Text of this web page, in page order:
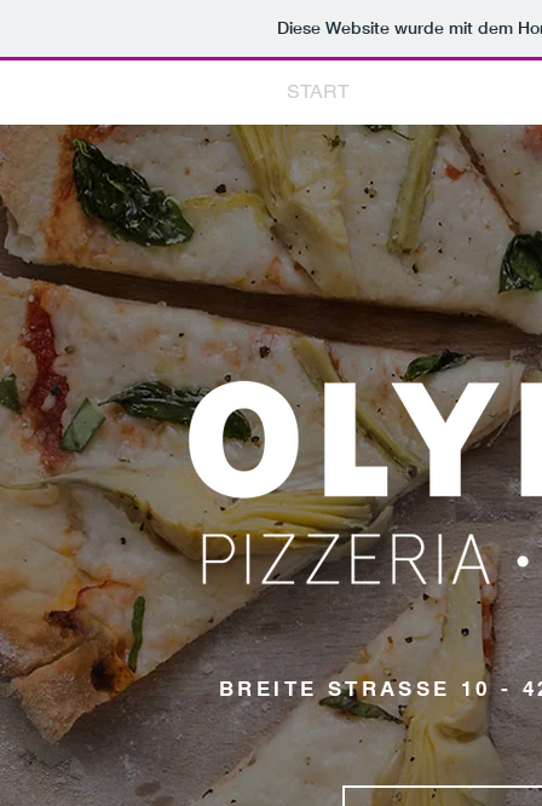
Diese Website wurde mit dem
START
BREITE STRASSE 10 -